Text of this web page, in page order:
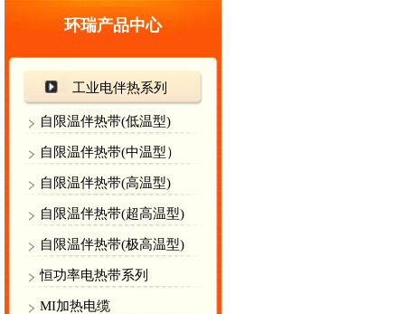
环瑞产品中心
工业电伴热系列
自限温伴热带(低温型)
自限温伴热带(中温型）
自限温伴热带(高温型)
自限温伴热带(超高温型)
自限温伴热带(极高温型)
恒功率电热带系列
MI加热电缆